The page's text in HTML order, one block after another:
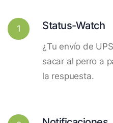
1 Status-Watch
¿Tu envío de
sacar al perro a
la respuesta.